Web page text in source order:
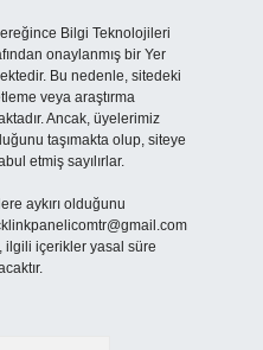
Bilgi Teknolojileri
onaylanmış bir Yer
Bu nedenle, sitedeki
veya araştırma
Ancak, üyelerimiz
taşımakta olup, siteye
etmiş sayılırlar.
aykırı olduğunu
içerikler yasal süre